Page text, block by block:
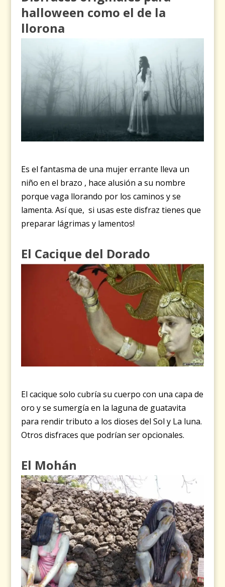
halloween como el de la
llorona
Es el fantasma de una mujer errante lleva un
niño en el brazo , hace alusión a su nombre
porque vaga llorando por los caminos y se
lamenta. Así que, si usas este disfraz tienes que
preparar lágrimas y lamentos!
El Cacique del Dorado
El cacique solo cubría su cuerpo con una capa de
oro y se sumergía en la laguna de guatavita
para rendir tributo a los dioses del Sol y La luna.
Otros disfraces que podrían ser opcionales.
El Mohán